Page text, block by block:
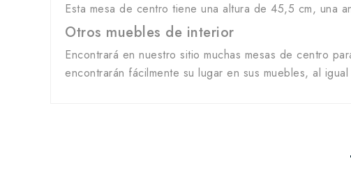
Esta mesa de centro tiene una altura de 45,5 cm, una
Otros muebles de interior
Encontrará en nuestro sitio muchas mesas de centro
encontrarán fácilmente su lugar en sus muebles, al